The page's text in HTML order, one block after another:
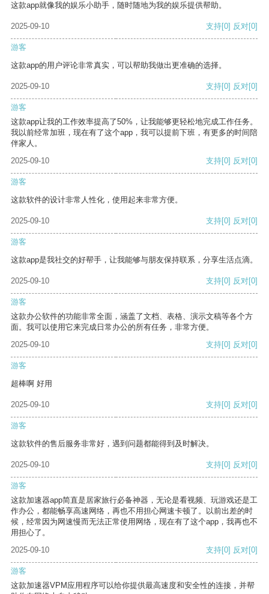
这款app就像我的娱乐小助手，随时随地为我的娱乐提供帮助。
2025-09-10 支持[0] 反对[0]
游客
这款app的用户评论非常真实，可以帮助我做出更准确的选择。
2025-09-10 支持[0] 反对[0]
游客
这款app让我的工作效率提高了50%，让我能够更轻松地完成工作任务。
我以前经常加班，现在有了这个app，我可以提前下班，有更多的时间陪
伴家人。
2025-09-10
支持[0] 反对[0]
游客
这款软件的设计非常人性化，使用起来非常方便。
2025-09-10 支持[0] 反对[0]
游客
这款app是我社交的好帮手，让我能够与朋友保持联系，分享生活点滴。
2025-09-10 支持[0] 反对[0]
游客
这款办公软件的功能非常全面，涵盖了文档、表格、演示文稿等各个方
面。我可以使用它来完成日常办公的所有任务，非常方便。
2025-09-10
支持[0] 反对[0]
游客
超棒啊 好用
2025-09-10 支持[0] 反对[0]
游客
这款软件的售后服务非常好，遇到问题都能得到及时解决。
2025-09-10 支持[0] 反对[0]
游客
这款加速器app简直是居家旅行必备神器，无论是看视频、玩游戏还是工
作办公，都能畅享高速网络，再也不用担心网速卡顿了。以前出差的时
候，经常因为网速慢而无法正常使用网络，现在有了这个app，我再也不
用担心了。
2025-09-10
支持[0] 反对[0]
游客
这款加速器VPM应用程序可以给你提供最高速度和安全性的连接，并帮